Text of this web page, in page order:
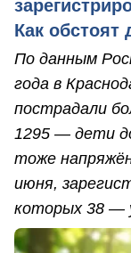
Как обстоят
По данным
года в
пострадали
1295 — дети
тоже
июня,
которых 38 —